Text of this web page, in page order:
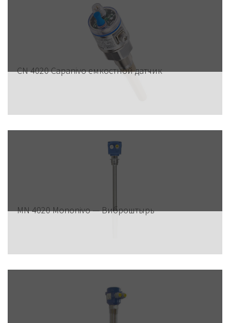
CN 4020 Capanivo емкостной датчик
MN 4020 Mononivo — Виброштырь